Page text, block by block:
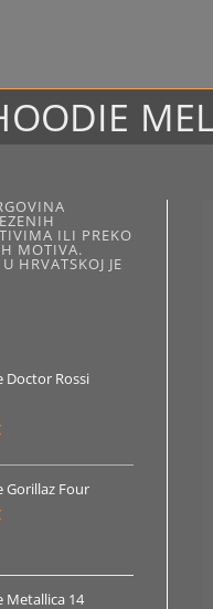
ILI PREKO
MOTIVA.
HRVATSKOJ JE
Doctor Rossi
Raspon
od
19.00 €
Gorillaz Four
Raspon
od
19.00 €
Metallica 14